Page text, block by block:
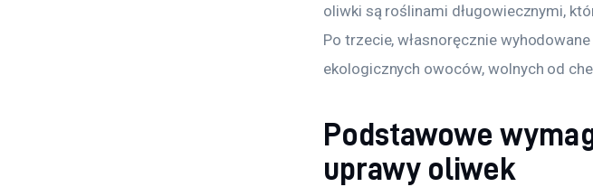
oliwki są roślinami długowiecznymi,
Po trzecie, własnoręcznie
ekologicznych owoców, wolnych od
Podstawowe
uprawy oliwek